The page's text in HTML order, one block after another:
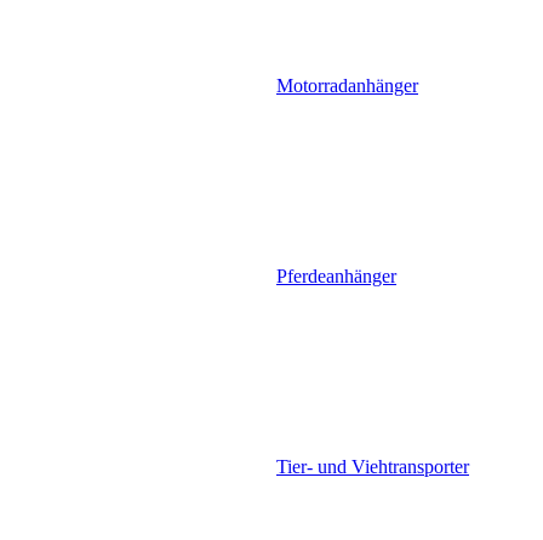
Motorradanhänger
Pferdeanhänger
Tier- und Viehtransporter